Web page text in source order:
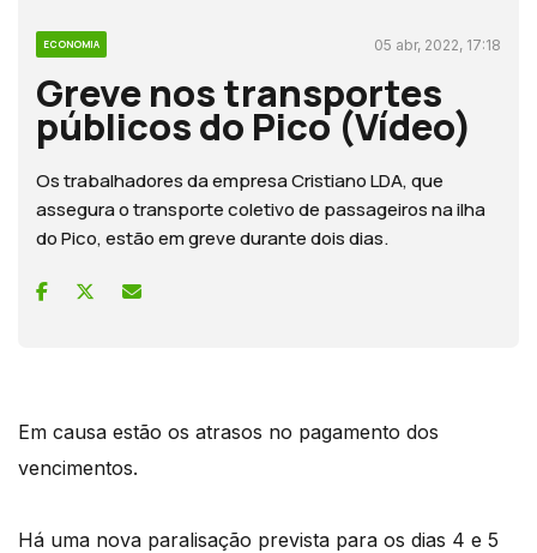
ECONOMIA 05 abr, 2022, 17:18
Greve nos transportes
públicos do Pico (Vídeo)
Os trabalhadores da empresa Cristiano LDA, que
assegura o transporte coletivo de passageiros na ilha
do Pico, estão em greve durante dois dias.
Em causa estão os atrasos no pagamento dos
vencimentos.
Há uma nova paralisação prevista para os dias 4 e 5